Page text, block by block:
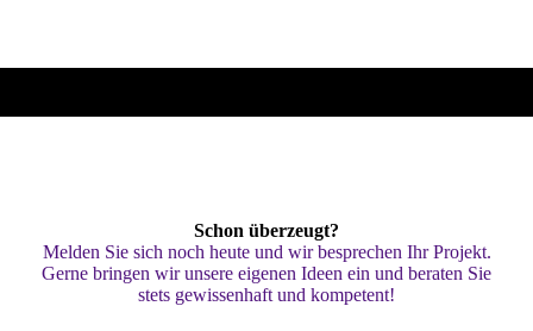
Schon überzeugt?
Melden Sie sich noch heute und wir besprechen Ihr Projekt.
Gerne bringen wir unsere eigenen Ideen ein und beraten Sie
stets gewissenhaft und kompetent!